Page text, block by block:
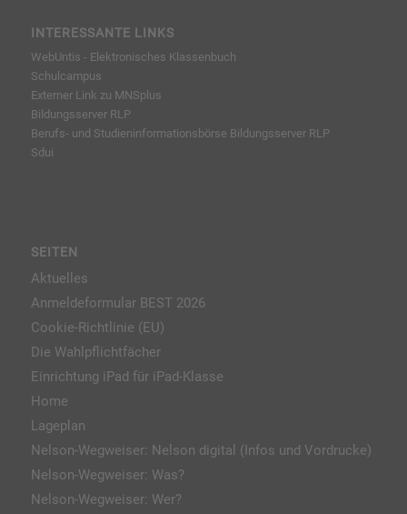
INTERESSANTE LINKS
WebUntis - Elektronisches Klassenbuch
Schulcampus
Externer Link zu MNSplus
Bildungsserver RLP
Berufs- und Studieninformationsbörse Bildungsserver RLP
Sdui
SEITEN
Aktuelles
Anmeldeformular BEST 2026
Cookie-Richtlinie (EU)
Die Wahlpflichtfächer
Einrichtung iPad für iPad-Klasse
Home
Lageplan
Nelson-Wegweiser: Nelson digital (Infos und Vordrucke)
Nelson-Wegweiser: Was?
Nelson-Wegweiser: Wer?